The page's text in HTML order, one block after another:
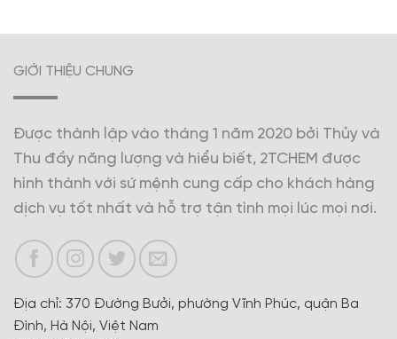
GIỚI THIỆU CHUNG
Được thành lập vào tháng 1 năm 2020 bởi Thủy và
Thu đầy năng lượng và hiểu biết, 2TCHEM được
hình thành với sứ mệnh cung cấp cho khách hàng
dịch vụ tốt nhất và hỗ trợ tận tình mọi lúc mọi nơi.
Địa chỉ: 370 Đường Bưởi, phường Vĩnh Phúc, quận Ba
Đình, Hà Nội, Việt Nam